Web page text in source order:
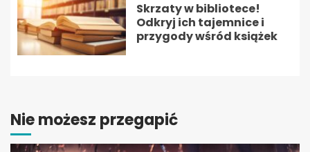
Skrzaty w bibliotece!
Odkryj ich tajemnice i
przygody wśród książek
Nie możesz przegapić